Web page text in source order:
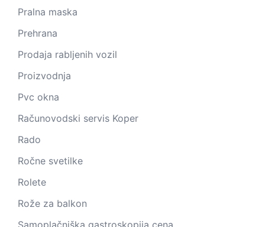
Pralna maska
Prehrana
Prodaja rabljenih vozil
Proizvodnja
Pvc okna
Računovodski servis Koper
Rado
Ročne svetilke
Rolete
Rože za balkon
Samoplačniška gastroskopija cena